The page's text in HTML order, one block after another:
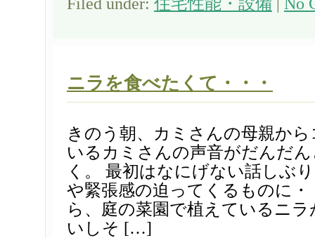
ニラを食べたくて・・・
きのう朝、カミさんの母親か
いるカミさんの声音がだんだ
く。 最初はなにげない話しぶ
や緊張感の迫ってくるものに・
ら、庭の菜園で植えているニ
いしそ […]